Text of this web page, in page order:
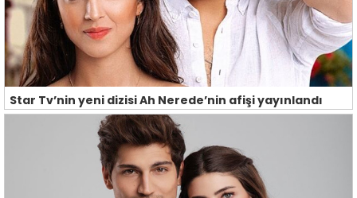
Star Tv’nin yeni dizisi Ah Nerede’nin afişi yayınlandı